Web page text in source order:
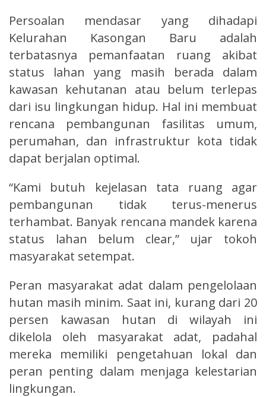
Persoalan mendasar yang dihadapi
Kelurahan Kasongan Baru adalah
terbatasnya pemanfaatan ruang akibat
status lahan yang masih berada dalam
kawasan kehutanan atau belum terlepas
dari isu lingkungan hidup. Hal ini membuat
rencana pembangunan fasilitas umum,
perumahan, dan infrastruktur kota tidak
dapat berjalan optimal.
“Kami butuh kejelasan tata ruang agar
pembangunan tidak terus-menerus
terhambat. Banyak rencana mandek karena
status lahan belum clear,” ujar tokoh
masyarakat setempat.
Peran masyarakat adat dalam pengelolaan
hutan masih minim. Saat ini, kurang dari 20
persen kawasan hutan di wilayah ini
dikelola oleh masyarakat adat, padahal
mereka memiliki pengetahuan lokal dan
peran penting dalam menjaga kelestarian
lingkungan.